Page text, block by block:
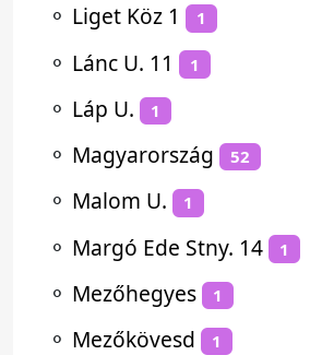
⚬ Liget Köz 1 1
⚬ Lánc U. 11 1
⚬ Láp U. 1
⚬ Magyarország 52
⚬ Malom U. 1
⚬ Margó Ede Stny. 14 1
⚬ Mezőhegyes 1
⚬ Mezőkövesd 1